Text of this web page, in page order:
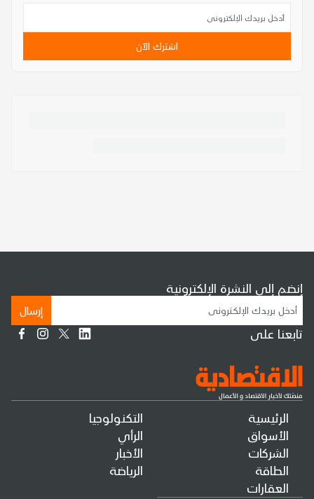
اشترك الآن
الرئيسية
الأسواق
الشركات
الطاقة
العقارات
التكنولوجيا
الرأي
الأخبار
الرياضة
إنضم إلى النشرة الإلكترونية
إرسال
تابعنا على